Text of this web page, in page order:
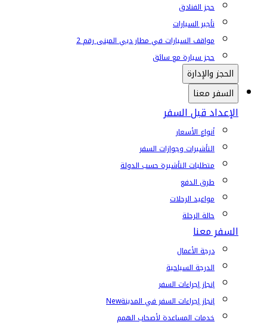
حجز الفنادق
تأجير السيارات
مواقف السيارات في مطار دبي المبنى رقم 2
حجز سيارة مع سائق
الحجز والإدارة
السفر معنا
الإعداد قبل السفر
أنواع الأسعار
التأشيرات وجوازات السفر
متطلبات التأشيرة حسب الدولة
طرق الدفع
مواعيد الرحلات
حالة الرحلة
السفر معنا
درجة الأعمال
الدرجة السياحية
إنجاز إجراءات السفر
إنجاز إجراءات السفر في المدينةNew
خدمات المساعدة لأصحاب الهمم